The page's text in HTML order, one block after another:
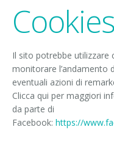
Il sito potrebbe utilizzare
monitorare l’andamento
eventuali azioni di
Clicca qui per maggiori
da parte di
Facebook: https://